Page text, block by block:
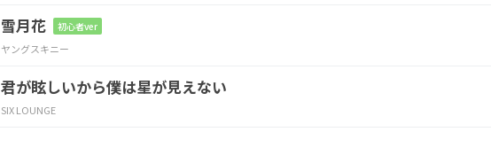
たばかり
Gm
ぬくもりさ え
雪月花 初心者ver
ヤングスキニー
君が眩しいから僕は星が見えない
SIX LOUNGE